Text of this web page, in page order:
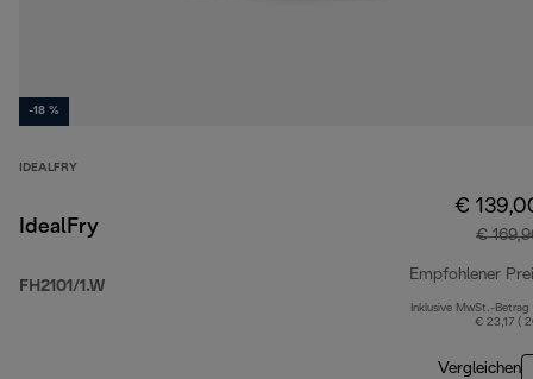
-18 %
IDEALFRY
IdealFry
FH2101/1.W
€
€
Empfohlener
Inklusive MwSt.-Betrag
€ 23,17 (
Vergleichen